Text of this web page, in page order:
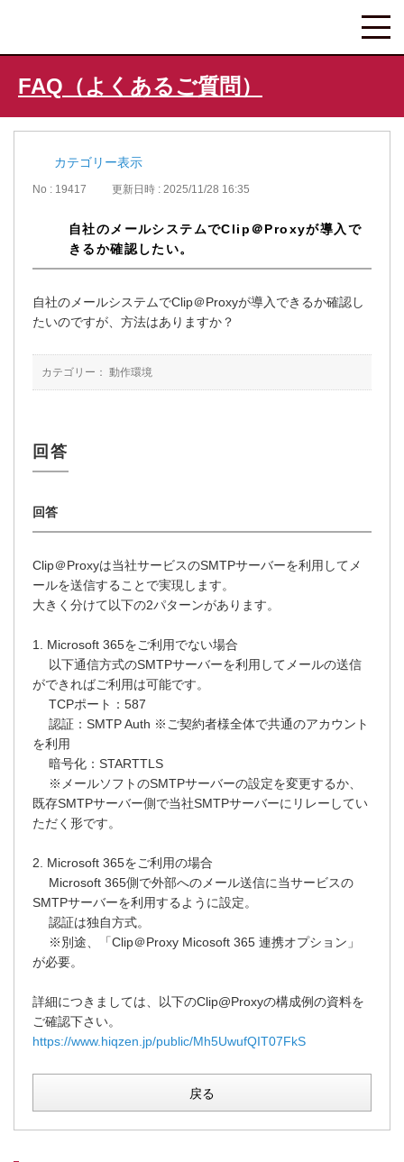
FAQ（よくあるご質問）
カテゴリー表示
No : 19417 更新日時 : 2025/11/28 16:35
自社のメールシステムでClip＠Proxyが導入で
きるか確認したい。
自社のメールシステムでClip＠Proxyが導入できるか確認し
たいのですが、方法はありますか？
カテゴリー： 動作環境
Clip＠Proxyは当社サービスのSMTPサーバーを利用してメ
ールを送信することで実現します。
大きく分けて以下の2パターンがあります。
1. Microsoft 365をご利用でない場合
以下通信方式のSMTPサーバーを利用してメールの送信
ができればご利用は可能です。
TCPポート：587
認証：SMTP Auth ※ご契約者様全体で共通のアカウント
を利用
暗号化：STARTTLS
※メールソフトのSMTPサーバーの設定を変更するか、
既存SMTPサーバー側で当社SMTPサーバーにリレーしてい
ただく形です。
2. Microsoft 365をご利用の場合
Microsoft 365側で外部へのメール送信に当サービスの
SMTPサーバーを利用するように設定。
認証は独自方式。
※別途、「Clip＠Proxy Micosoft 365 連携オプション」
が必要。
詳細につきましては、以下のClip@Proxyの構成例の資料を
ご確認下さい。
https://www.hiqzen.jp/public/Mh5UwufQIT07FkS
戻る